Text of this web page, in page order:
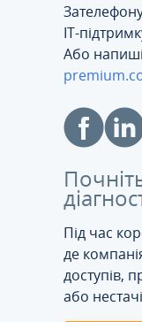
ІТ-
Або
Під час
де
доступів,
або